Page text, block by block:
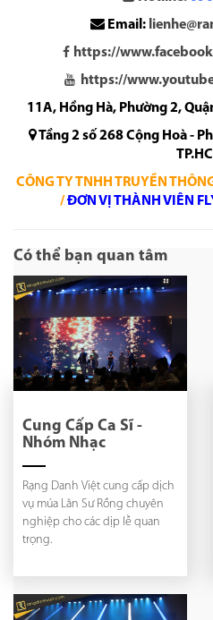
Email:
https://
https://
11A, Hồng Hà, Phường 2,
Tầng 2 số 268 Cộng Hoà -
CÔNG TY TNHH TRUYỀN
/ ĐƠN VỊ THÀNH VIÊN
Có thể bạn quan tâm
Cung Cấp Ca Sĩ -
Nhóm Nhạc
Rạng Danh Việt cung cấp dịch
vụ múa Lân Sư Rồng chuyên
nghiệp cho các dịp lễ quan
trọng.